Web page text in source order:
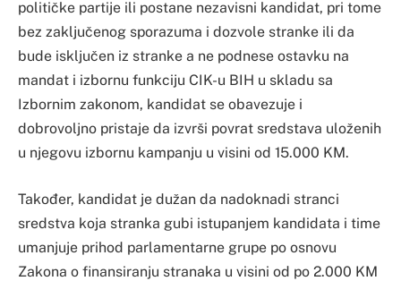
političke partije ili postane nezavisni kandidat, pri tome
bez zaključenog sporazuma i dozvole stranke ili da
bude isključen iz stranke a ne podnese ostavku na
mandat i izbornu funkciju CIK-u BIH u skladu sa
Izbornim zakonom, kandidat se obavezuje i
dobrovoljno pristaje da izvrši povrat sredstava uloženih
u njegovu izbornu kampanju u visini od 15.000 KM.
Također, kandidat je dužan da nadoknadi stranci
sredstva koja stranka gubi istupanjem kandidata i time
umanjuje prihod parlamentarne grupe po osnovu
Zakona o finansiranju stranaka u visini od po 2.000 KM